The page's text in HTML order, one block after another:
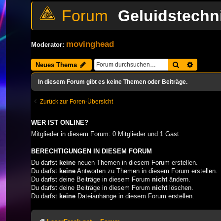
Moderator: movinghead
Neues Thema Suche
In diesem Forum gibt es keine Themen oder Beiträge.
Zurück zur Foren-Übersicht
WER IST ONLINE?
Mitglieder in diesem Forum: 0 Mitglieder und 1 Gast
BERECHTIGUNGEN IN DIESEM FORUM
Du darfst keine neuen Themen in diesem Forum erstellen.
Du darfst keine Antworten zu Themen in diesem Forum erstellen.
Du darfst deine Beiträge in diesem Forum nicht ändern.
Du darfst deine Beiträge in diesem Forum nicht löschen.
Du darfst keine Dateianhänge in diesem Forum erstellen.